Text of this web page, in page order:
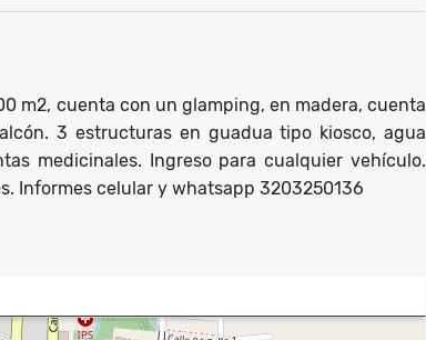
m2, cuenta con un glamping, en madera, cuenta
3 estructuras en guadua tipo kiosco, agua
medicinales. Ingreso para cualquier vehículo.
Informes celular y whatsapp 3203250136